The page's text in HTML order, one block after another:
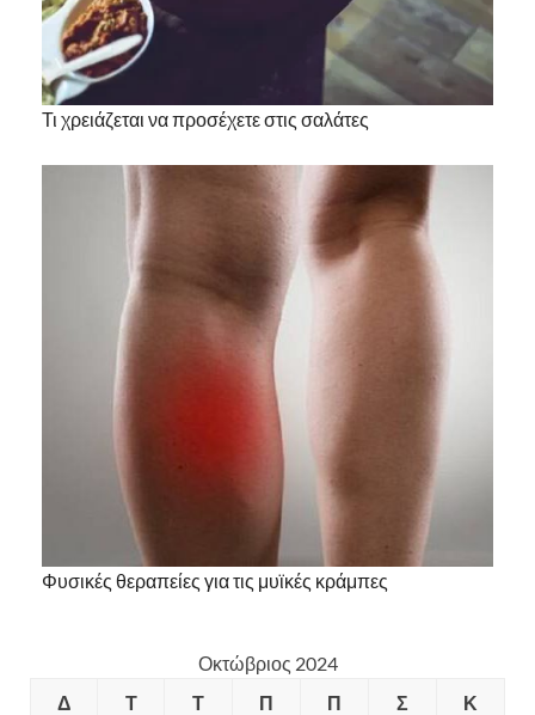
Τι χρειάζεται να προσέχετε στις σαλάτες
Φυσικές θεραπείες για τις μυϊκές κράμπες
Οκτώβριος 2024
Δ
Τ Τ Π Π Σ Κ